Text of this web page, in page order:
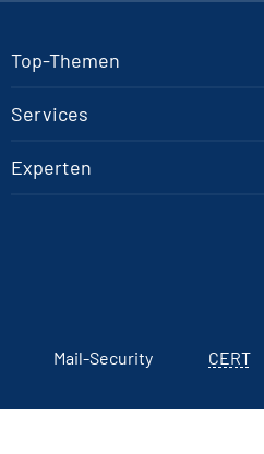
Top-Themen
Services
Experten
Mail-Security CERT